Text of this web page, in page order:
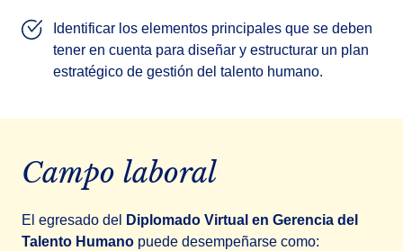
Identificar los elementos principales que se deben
tener en cuenta para diseñar y estructurar un plan
estratégico de gestión del talento humano.
Campo laboral
El egresado del
Diplomado Virtual en Gerencia del
Talento Humano puede desempeñarse como: